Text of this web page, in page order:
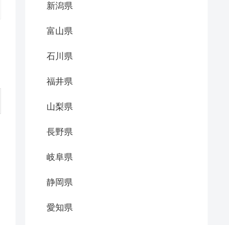
新潟県
富山県
石川県
福井県
山梨県
長野県
岐阜県
静岡県
愛知県